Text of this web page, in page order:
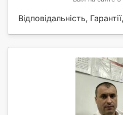
Відповідальність, Гарантії,